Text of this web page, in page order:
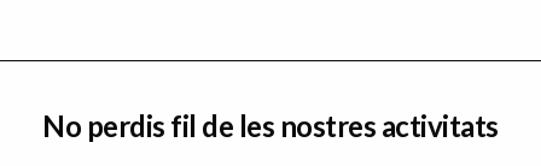
No perdis fil de les nostres activitats